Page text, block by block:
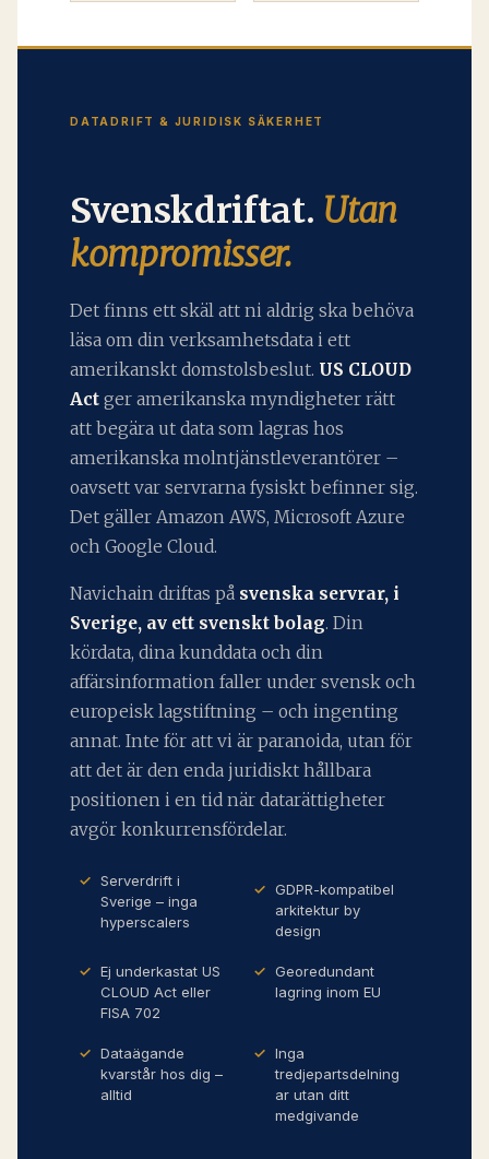
DATADRIFT & JURIDISK SÄKERHET
Svenskdriftat. Utan
kompromisser.
Det finns ett skäl att ni aldrig ska behöva
läsa om din verksamhetsdata i ett
amerikanskt domstolsbeslut. US CLOUD
Act ger amerikanska myndigheter rätt
att begära ut data som lagras hos
amerikanska molntjänstleverantörer –
oavsett var servrarna fysiskt befinner sig.
Det gäller Amazon AWS, Microsoft Azure
och Google Cloud.
Navichain driftas på svenska servrar, i
Sverige, av ett svenskt bolag. Din
kördata, dina kunddata och din
affärsinformation faller under svensk och
europeisk lagstiftning – och ingenting
annat. Inte för att vi är paranoida, utan för
att det är den enda juridiskt hållbara
positionen i en tid när datarättigheter
avgör konkurrensfördelar.
Serverdrift i
Sverige – inga
hyperscalers
GDPR-kompatibel
arkitektur by
design
Ej underkastat US
CLOUD Act eller
FISA 702
Georedundant
lagring inom EU
Dataägande
kvarstår hos dig –
alltid
Inga
tredjepartsdelning
ar utan ditt
medgivande